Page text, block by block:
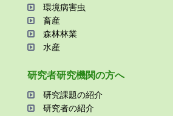
環境病害⾍
畜産
森林林業
⽔産
研究者研究機関の⽅へ
研究課題の紹介
研究者の紹介